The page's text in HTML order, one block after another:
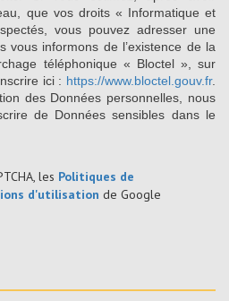
que vos droits « Informatique et
vous pouvez adresser une
vous informons de l’existence de la
téléphonique « Bloctel », sur
ici : https://www.bloctel.gouv.fr.
des Données personnelles, nous
de Données sensibles dans le
les Politiques de
d'utilisation de Google